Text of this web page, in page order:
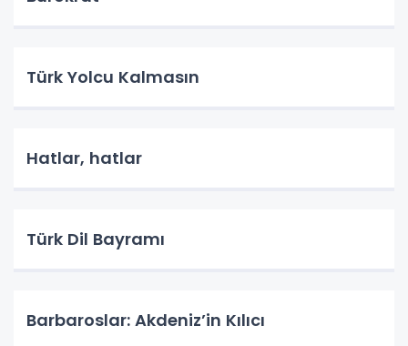
Türk Yolcu Kalmasın
Hatlar, hatlar
Türk Dil Bayramı
Barbaroslar: Akdeniz’in Kılıcı